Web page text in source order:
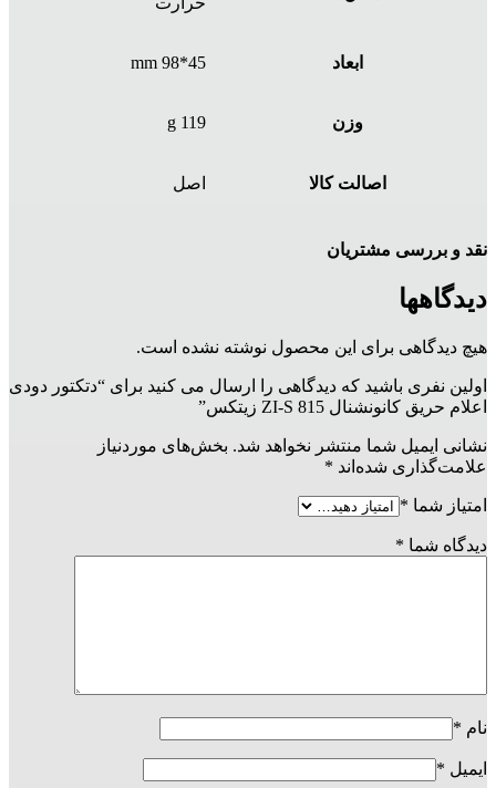
ابعاد 45*98 mm
وزن 119 g
اصالت کالا اصل
نقد و بررسی مشتریان
دیدگاهها
هیچ دیدگاهی برای این محصول نوشته نشده است.
اولین نفری باشید که دیدگاهی را ارسال می کنید برای “دتکتور دودی
اعلام حریق کانونشنال ZI-S 815 زیتکس”
نشانی ایمیل شما منتشر نخواهد شد. بخش‌های موردنیاز
علامت‌گذاری شده‌اند *
امتیاز شما *
دیدگاه شما *
نام *
ایمیل *